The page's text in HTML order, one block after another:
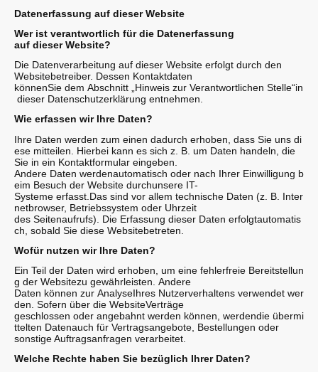
Datenerfassung auf dieser Website
Wer ist verantwortlich für die Datenerfassung
auf dieser Website?
Die Datenverarbeitung auf dieser Website erfolgt durch den
Websitebetreiber. Dessen Kontaktdaten
könnenSie dem Abschnitt „Hinweis zur Verantwortlichen Stelle“in
dieser Datenschutzerklärung entnehmen.
Wie erfassen wir Ihre Daten?
Ihre Daten werden zum einen dadurch erhoben, dass Sie uns di
ese mitteilen. Hierbei kann es sich z. B. um Daten handeln, die
Sie in ein Kontaktformular eingeben.
Andere Daten werdenautomatisch oder nach Ihrer Einwilligung b
eim Besuch der Website durchunsere IT-
Systeme erfasst.Das sind vor allem technische Daten (z. B. Inter
netbrowser, Betriebssystem oder Uhrzeit
des Seitenaufrufs). Die Erfassung dieser Daten erfolgtautomatis
ch, sobald Sie diese Websitebetreten.
Wofür nutzen wir Ihre Daten?
Ein Teil der Daten wird erhoben, um eine fehlerfreie Bereitstellun
g der Websitezu gewährleisten. Andere
Daten können zur AnalyseIhres Nutzerverhaltens verwendet wer
den. Sofern über die WebsiteVerträge
geschlossen oder angebahnt werden können, werdendie übermi
ttelten Datenauch für Vertragsangebote, Bestellungen oder
sonstige Auftragsanfragen verarbeitet.
Welche Rechte haben Sie bezüglich Ihrer Daten?